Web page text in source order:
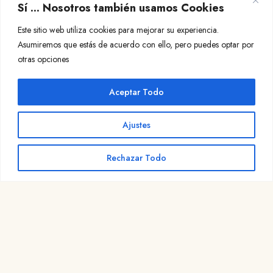
Sí ... Nosotros también usamos Cookies
Este sitio web utiliza cookies para mejorar su experiencia.
Asumiremos que estás de acuerdo con ello, pero puedes optar por
otras opciones
Ajustes
Rechazar Todo
Aceptar Todo
REALES